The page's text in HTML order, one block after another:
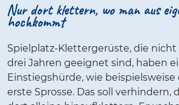
Nur dort klettern, wo man aus
hochkommt
Spielplatz-Klettergerüste, die
drei Jahren geeignet sind, haben
Einstiegshürde, wie beispielsweise
erste Sprosse. Das soll verhindern,